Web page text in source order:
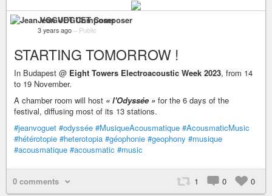
Jean VOGUET Composer
3 years ago – Public
STARTING TOMORROW !
In Budapest @ Eight Towers Electroacoustic Week 2023, from 14
to 19 November.
A chamber room will host « l'Odyssée » for the 6 days of the
festival, diffusing most of its 13 stations.
#jeanvoguet #odyssée #MusiqueAcousmatique #AcousmaticMusic
#hétérotopie #heterotopia #géophonie #geophony #musique
#acousmatique #acousmatic #music
0 comments 1 0 0